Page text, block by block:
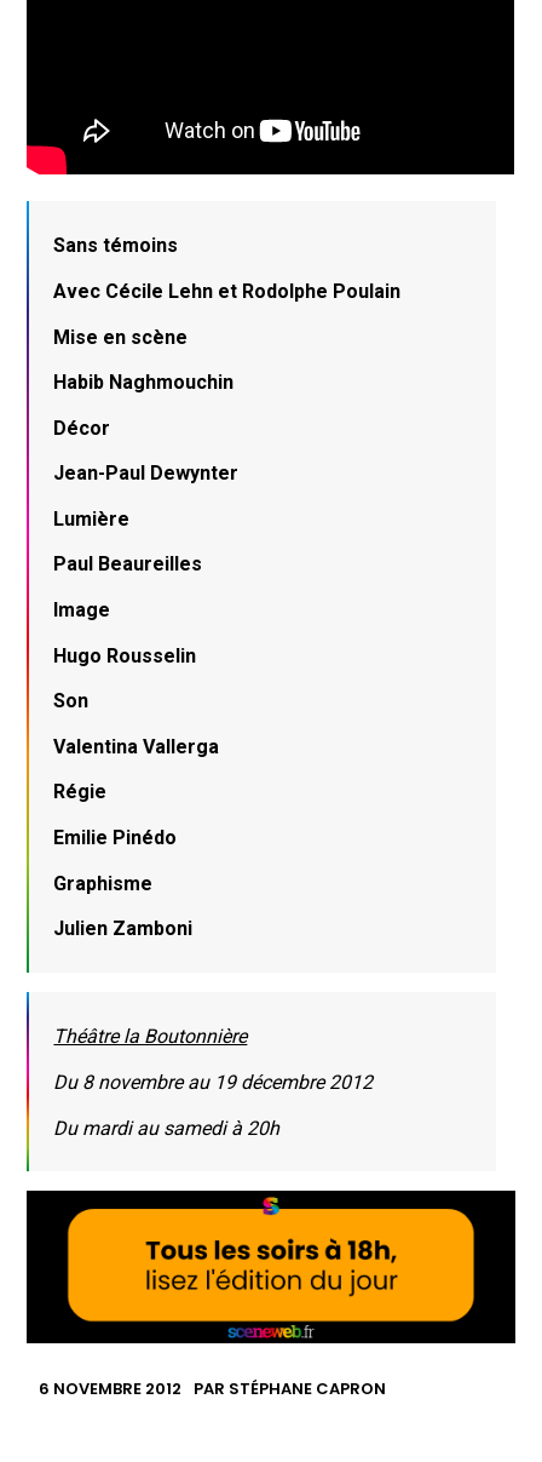
Sans témoins
Avec Cécile Lehn et Rodolphe Poulain
Mise en scène
Habib Naghmouchin
Décor
Jean-Paul Dewynter
Lumière
Paul Beaureilles
Image
Hugo Rousselin
Son
Valentina Vallerga
Régie
Emilie Pinédo
Graphisme
Julien Zamboni
Théâtre la Boutonnière
Du 8 novembre au 19 décembre 2012
Du mardi au samedi à 20h
6 NOVEMBRE 2012 PAR STÉPHANE CAPRON